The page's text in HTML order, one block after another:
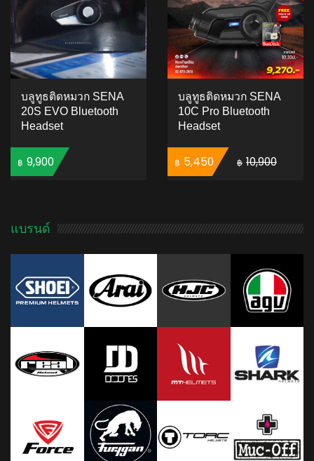
บลูทูธติดหมวก SENA
20S EVO Bluetooth
Headset
฿ 9,900
บลูทูธติดหมวก SENA
10C Pro Bluetooth
Headset
฿ 10,900
Original price was: ฿10,900.
฿ 5,450
แบรนด์